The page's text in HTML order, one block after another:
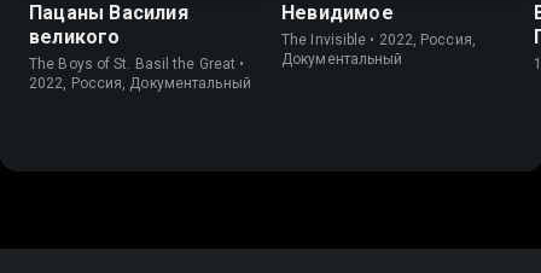
Пацаны Василия
великого
The Boys of St. Basil the Great •
2022, Россия, Документальный
Невидимое
The Invisible • 2022, Россия,
Документальный